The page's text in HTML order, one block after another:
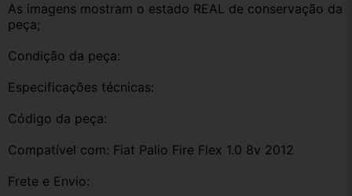
As imagens mostram o estado REAL de conservação da
peça;
Condição da peça:
Especificações técnicas:
Código da peça:
Compatível com: Fiat Palio Fire Flex 1.0 8v 2012
Frete e Envio: